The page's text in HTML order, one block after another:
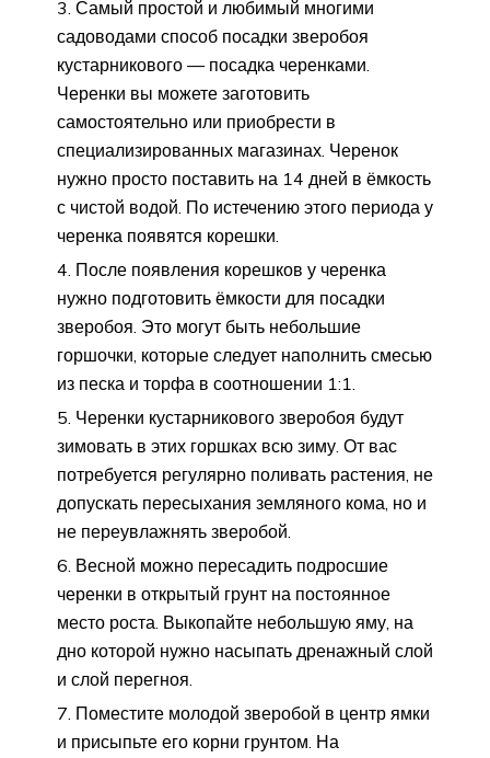
Самый простой и любимый многими
садоводами способ посадки зверобоя
кустарникового — посадка черенками.
Черенки вы можете заготовить
самостоятельно или приобрести в
специализированных магазинах. Черенок
нужно просто поставить на 14 дней в ёмкость
с чистой водой. По истечению этого периода у
черенка появятся корешки.
После появления корешков у черенка
нужно подготовить ёмкости для посадки
зверобоя. Это могут быть небольшие
горшочки, которые следует наполнить смесью
из песка и торфа в соотношении 1:1.
Черенки кустарникового зверобоя будут
зимовать в этих горшках всю зиму. От вас
потребуется регулярно поливать растения, не
допускать пересыхания земляного кома, но и
не переувлажнять зверобой.
Весной можно пересадить подросшие
черенки в открытый грунт на постоянное
место роста. Выкопайте небольшую яму, на
дно которой нужно насыпать дренажный слой
и слой перегноя.
Поместите молодой зверобой в центр ямки
и присыпьте его корни грунтом. На